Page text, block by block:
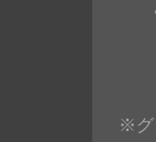
※グ